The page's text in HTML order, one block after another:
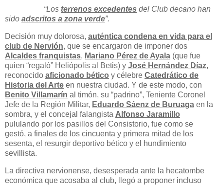
“Los terrenos excedentes del Club decano han
sido adscritos a zona verde”.
Decisión muy dolorosa, auténtica condena en vida para el
club de Nervión, que se encargaron de imponer dos
Alcaldes franquistas, Mariano Pérez de Ayala (que fue
quien “regaló” Heliópolis al Betis) y José Hernández Díaz,
reconocido aficionado bético y célebre Catedrático de
Historia del Arte en nuestra ciudad. Y de este modo, con
Benito Villamarín al timón, su “padrino”, Teniente Coronel
Jefe de la Región Militar, Eduardo Sáenz de Buruaga en la
sombra, y el concejal falangista Alfonso Jaramillo
pululando por los pasillos del Consistorio, fue como se
gestó, a finales de los cincuenta y primera mitad de los
sesenta, el resurgir deportivo bético y el hundimiento
sevillista.
La directiva nervionense, desesperada ante la hecatombe
económica que acosaba al club, llegó a proponer incluso